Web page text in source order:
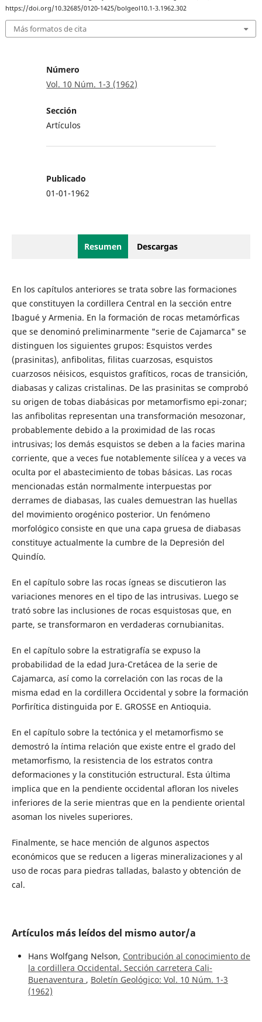
https://doi.org/10.32685/0120-1425/bolgeol10.1-3.1962.302
Más formatos de cita
Número
Vol. 10 Núm. 1-3 (1962)
Sección
Artículos
Publicado
01-01-1962
Resumen Descargas
En los capítulos anteriores se trata sobre las formaciones
que constituyen la cordillera Central en la sección entre
Ibagué y Armenia. En la formación de rocas metamórficas
que se denominó preliminarmente "serie de Cajamarca" se
distinguen los siguientes grupos: Esquistos verdes
(prasinitas), anfibolitas, filitas cuarzosas, esquistos
cuarzosos néisicos, esquistos grafíticos, rocas de transición,
diabasas y calizas cristalinas. De las prasinitas se comprobó
su origen de tobas diabásicas por metamorfismo epi-zonar;
las anfibolitas representan una transformación mesozonar,
probablemente debido a la proximidad de las rocas
intrusivas; los demás esquistos se deben a la facies marina
corriente, que a veces fue notablemente silícea y a veces va
oculta por el abastecimiento de tobas básicas. Las rocas
mencionadas están normalmente interpuestas por
derrames de diabasas, las cuales demuestran las huellas
del movimiento orogénico posterior. Un fenómeno
morfológico consiste en que una capa gruesa de diabasas
constituye actualmente la cumbre de la Depresión del
Quindío.
En el capítulo sobre las rocas ígneas se discutieron las
variaciones menores en el tipo de las intrusivas. Luego se
trató sobre las inclusiones de rocas esquistosas que, en
parte, se transformaron en verdaderas cornubianitas.
En el capítulo sobre la estratigrafía se expuso la
probabilidad de la edad Jura-Cretácea de la serie de
Cajamarca, así como la correlación con las rocas de la
misma edad en la cordillera Occidental y sobre la formación
Porfirítica distinguida por E. GROSSE en Antioquia.
En el capítulo sobre la tectónica y el metamorfismo se
demostró la íntima relación que existe entre el grado del
metamorfismo, la resistencia de los estratos contra
deformaciones y la constitución estructural. Esta última
implica que en la pendiente occidental afloran los niveles
inferiores de la serie mientras que en la pendiente oriental
asoman los niveles superiores.
Finalmente, se hace mención de algunos aspectos
económicos que se reducen a ligeras mineralizaciones y al
uso de rocas para piedras talladas, balasto y obtención de
cal.
Artículos más leídos del mismo autor/a
Hans Wolfgang Nelson, Contribución al conocimiento de
la cordillera Occidental. Sección carretera Cali-
Buenaventura , Boletín Geológico: Vol. 10 Núm. 1-3
(1962)